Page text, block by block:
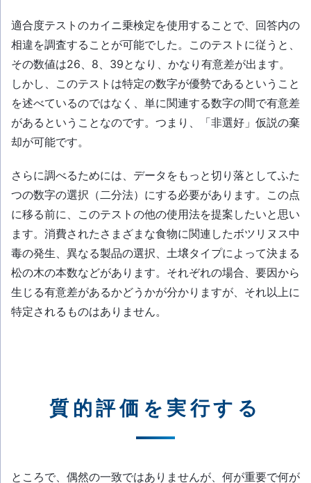
適合度テストのカイニ乗検定を使用することで、回答内の
相違を調査することが可能でした。このテストに従うと、
その数値は26、8、39となり、かなり有意差が出ます。
しかし、このテストは特定の数字が優勢であるということ
を述べているのではなく、単に関連する数字の間で有意差
があるということなのです。つまり、「非選好」仮説の棄
却が可能です。
さらに調べるためには、データをもっと切り落としてふた
つの数字の選択（二分法）にする必要があります。この点
に移る前に、このテストの他の使用法を提案したいと思い
ます。消費されたさまざまな食物に関連したボツリヌス中
毒の発生、異なる製品の選択、土壌タイプによって決まる
松の木の本数などがあります。それぞれの場合、要因から
生じる有意差があるかどうかが分かりますが、それ以上に
特定されるものはありません。
質的評価を実行する
ところで、偶然の一致ではありませんが、何が重要で何が